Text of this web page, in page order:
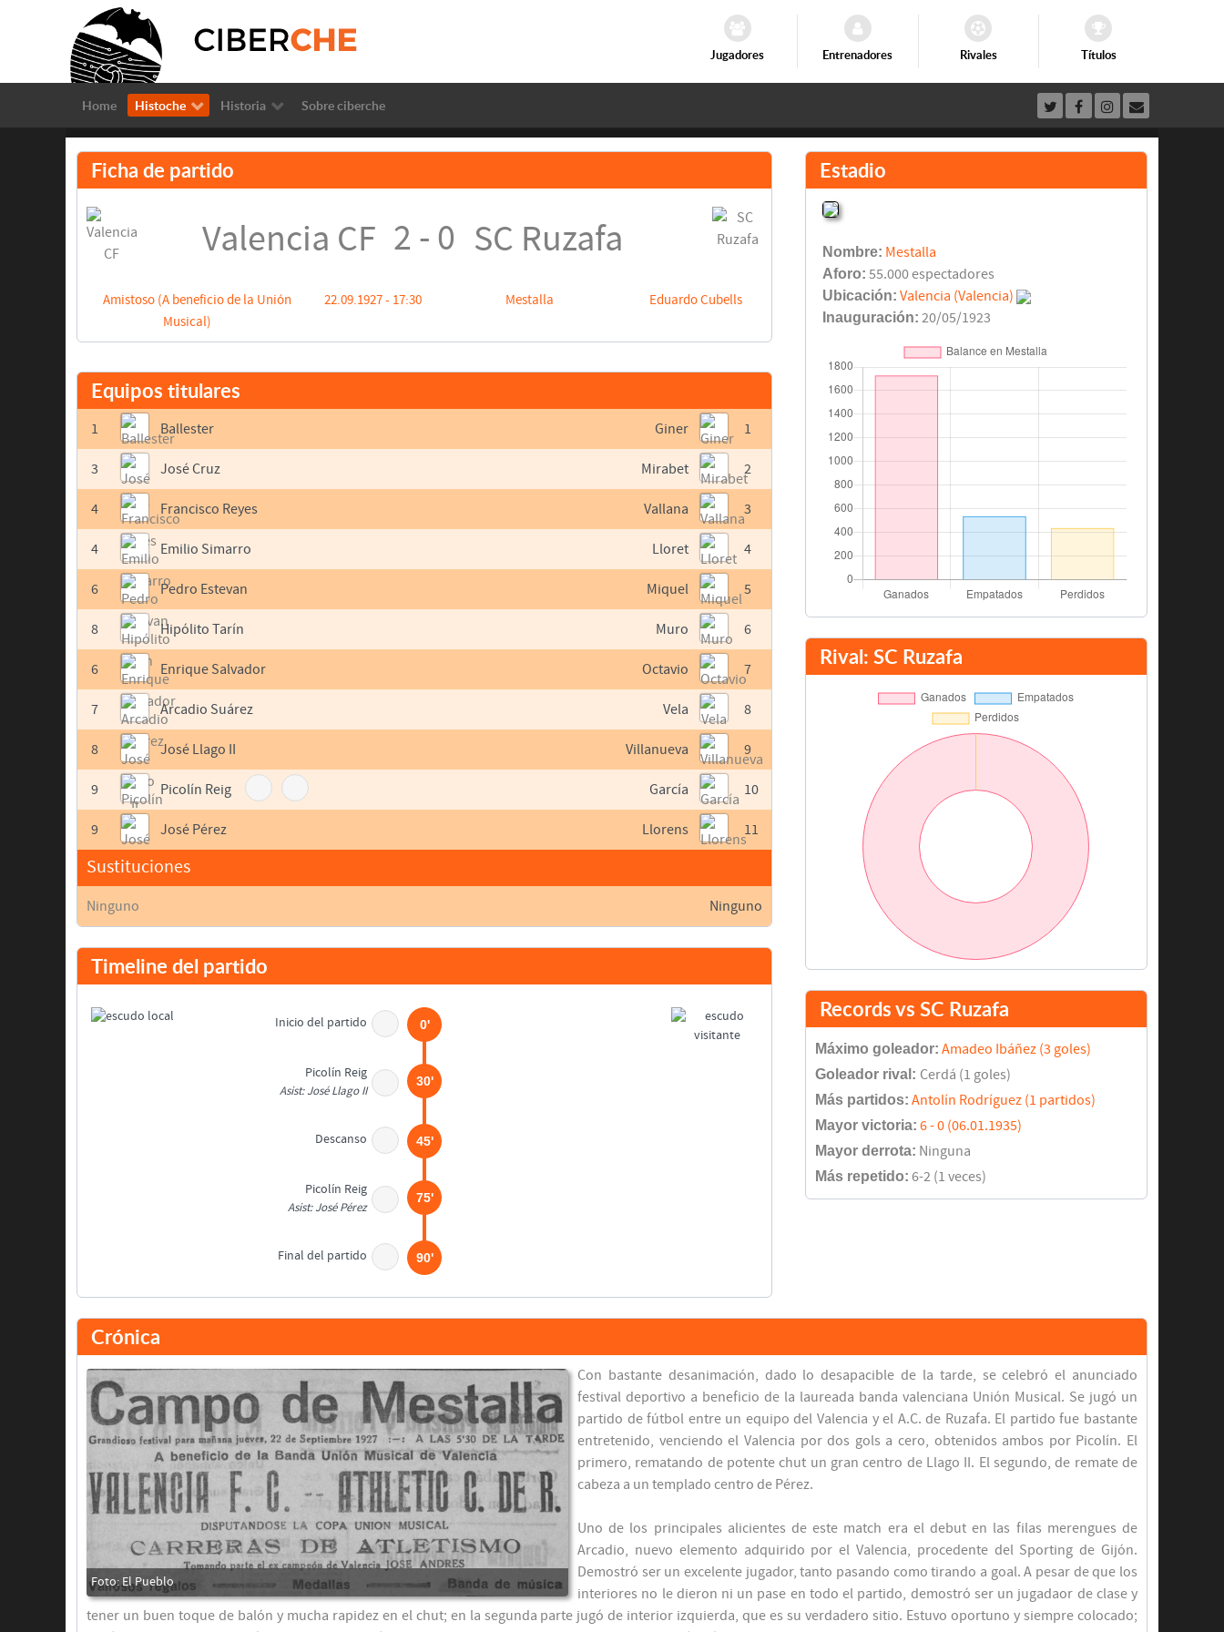
Jugadores Entrenadores Rivales Títulos
Home Histoche Historia Sobre ciberche
Ficha de partido
Valencia CF 2 - 0 SC Ruzafa
Amistoso (A beneficio de la Unión
Musical)
22.09.1927 - 17:30 Mestalla Eduardo Cubells
Equipos titulares
1 Ballester
3 José Cruz
4 Francisco Reyes
4 Emilio Simarro
6 Pedro Estevan
8 Hipólito Tarín
6 Enrique Salvador
7 Arcadio Suárez
8 José Llago II
9 Picolín Reig
9 José Pérez
Sustituciones
Ninguno
1
Giner
2
Mirabet
3
Vallana
4
Lloret
5
Miquel
6
Muro
7
Octavio
8
Vela
9
Villanueva
10
García
11
Llorens
Ninguno
Timeline del partido
Inicio del partido 0'
Picolín Reig
Asist: José Llago II
30'
Descanso 45'
Picolín Reig
Asist: José Pérez
75'
Final del partido 90'
Estadio
Nombre: Mestalla
Aforo: 55.000 espectadores
Ubicación: Valencia (Valencia)
Inauguración: 20/05/1923
Rival: SC Ruzafa
Records vs SC Ruzafa
Máximo goleador: Amadeo Ibáñez (3 goles)
Goleador rival: Cerdá (1 goles)
Más partidos: Antolín Rodríguez (1 partidos)
Mayor victoria: 6 - 0 (06.01.1935)
Mayor derrota: Ninguna
Más repetido: 6-2 (1 veces)
Crónica
Con bastante desanimación, dado lo desapacible de la tarde, se celebró el anunciado
festival deportivo a beneficio de la laureada banda valenciana Unión Musical. Se jugó un
partido de fútbol entre un equipo del Valencia y el A.C. de Ruzafa. El partido fue bastante
entretenido, venciendo el Valencia por dos gols a cero, obtenidos ambos por Picolín. El
primero, rematando de potente chut un gran centro de Llago II. El segundo, de remate de
cabeza a un templado centro de Pérez.
Uno de los principales alicientes de este match era el debut en las filas merengues de
Arcadio, nuevo elemento adquirido por el Valencia, procedente del Sporting de Gijón.
Demostró ser un excelente jugador, tanto pasando como tirando a goal. A pesar de que los
interiores no le dieron ni un pase en todo el partido, demostró ser un jugadaor de clase y
tener un buen toque de balón y mucha rapidez en el chut; en la segunda parte jugó de interior izquierda, que es su verdadero sitio. Estuvo oportuno y siempre colocado;